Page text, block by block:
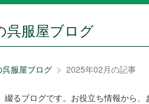
呉服屋ブログ
服屋ブログ 2025年02月の記事
綴るブログです。お役立ち情報から